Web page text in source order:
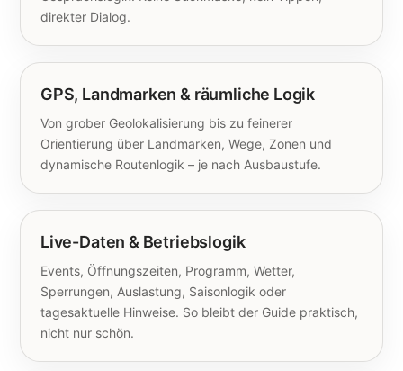
direkter Dialog.
GPS, Landmarken & räumliche Logik
Von grober Geolokalisierung bis zu feinerer
Orientierung über Landmarken, Wege, Zonen und
dynamische Routenlogik – je nach Ausbaustufe.
Live-Daten & Betriebslogik
Events, Öffnungszeiten, Programm, Wetter,
Sperrungen, Auslastung, Saisonlogik oder
tagesaktuelle Hinweise. So bleibt der Guide praktisch,
nicht nur schön.